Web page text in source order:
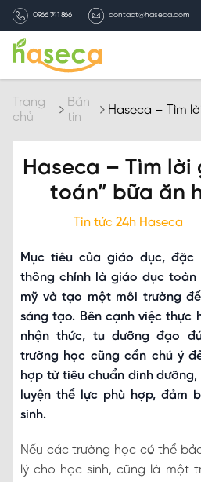
0966 741 866 contact@haseca.com
Giới thiệu
Chọn Haseca
Dịch vụ
Bản tin HASECA
Tuyển dụng
Liên hệ
Trang
chủ
Bản
tin
Haseca – Tìm
Haseca – Tìm lời
toán” bữa ăn
Tin tức 24h Haseca
Mục tiêu của giáo dục,
thông chính là giáo dục
mỹ và tạo một môi trường
sáng tạo. Bên cạnh việc thực
nhận thức, tu dưỡng đạo
trường học cũng cần chú ý
hợp từ tiêu chuẩn dinh
luyện thể lực phù hợp, đảm
sinh.
Nếu các trường học có thể
lý cho học sinh, cũng là một